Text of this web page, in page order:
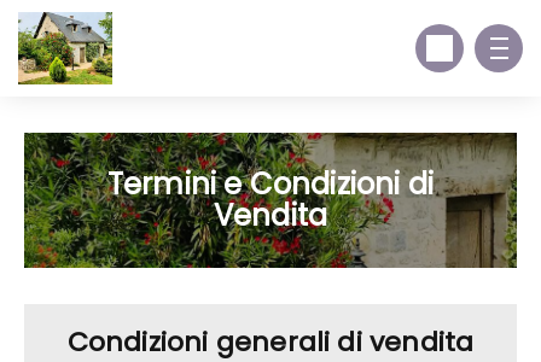
Termini e Condizioni di
Vendita
Condizioni generali di vendita